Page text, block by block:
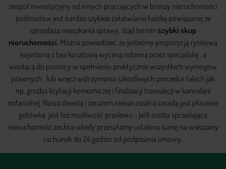
zespół inwestycyjny od innych pracujących w branży nieruchomości
podmiotów jest bardzo szybkie załatwianie każdej powiązanej ze
sprzedażą mieszkania sprawy, stąd termin szybki skup
nieruchomości . Można powiedzieć, że jesteśmy propozycją rynkową
kojarzoną z bez kosztową wyceną robioną przez specjalistę , a
wiodącą do pomocy w spełnieniu praktycznie wszystkich wymogów
prawnych , lub wręcz wstrzymania szkodliwych procedur takich jak
np. groźba licytacji komorniczej i finalizacji transakcji w kancelarii
notarialnej. Naszą dewizą i zarazem nienaruszalną zasadą jest płacenie
gotówką. jest też możliwość przelewu - jeśli osoba sprzedająca
nieruchomość zechce wtedy przesyłamy ustaloną sumę na wskazany
rachunek do 24 godzin od podpisania umowy.